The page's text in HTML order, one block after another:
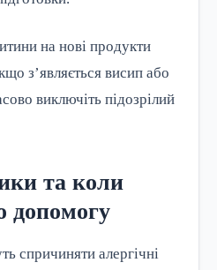
на нові продукти
з’являється висип або
виключіть підозрілий
та коли
допомогу
спричиняти алергічні